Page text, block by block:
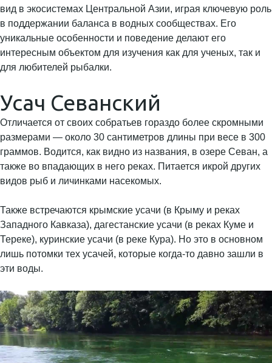
вид в экосистемах Центральной Азии, играя ключевую роль
в поддержании баланса в водных сообществах. Его
уникальные особенности и поведение делают его
интересным объектом для изучения как для ученых, так и
для любителей рыбалки.
Усач Севанский
Отличается от своих собратьев гораздо более скромными
размерами — около 30 сантиметров длины при весе в 300
граммов. Водится, как видно из названия, в озере Севан, а
также во впадающих в него реках. Питается икрой других
видов рыб и личинками насекомых.
Также встречаются крымские усачи (в Крыму и реках
Западного Кавказа), дагестанские усачи (в реках Куме и
Тереке), куринские усачи (в реке Кура). Но это в основном
лишь потомки тех усачей, которые когда-то давно зашли в
эти воды.